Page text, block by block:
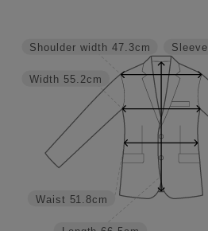
Waist 51.8cm
Width 55.2cm
Shoulder width 47.3cm